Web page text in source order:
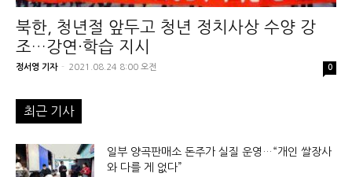
북한, 청년절 앞두고 청년 정치사상 수양 강
조…강연·학습 지시
정서영 기자 - 2021.08.24 8:00 오전 0
최근 기사
일부 양곡판매소 돈주가 실질 운영…“개인 쌀장사
와 다를 게 없다”